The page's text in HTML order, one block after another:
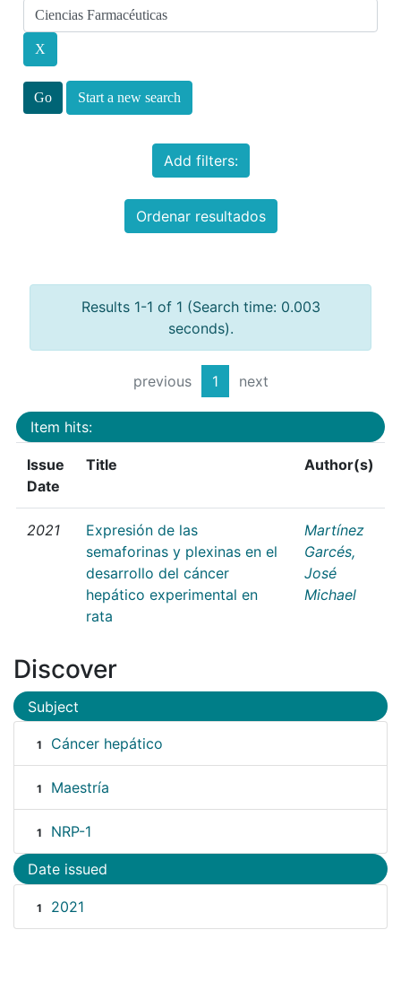
Start a new search
Add filters:
Ordenar resultados
Results 1-1 of 1 (Search time: 0.003
seconds).
previous 1 next
Item hits:
Issue
Date
Title Author(s)
2021
Expresión de las
semaforinas y plexinas en el
desarrollo del cáncer
hepático experimental en
rata
Martínez
Garcés,
José
Michael
Discover
Subject
1 Cáncer hepático
1 Maestría
1 NRP-1
Date issued
1 2021